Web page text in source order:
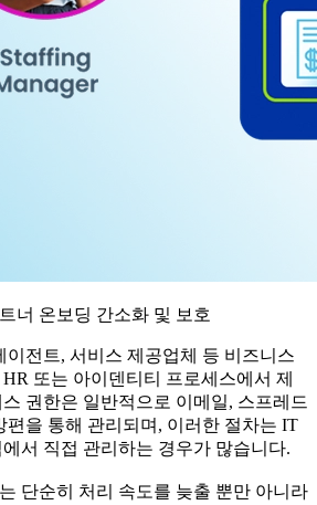
너 온보딩 간소화 및 보호
이전트, 서비스 제공업체 등 비즈니스
또는 아이덴티티 프로세스에서 제
권한은 일반적으로 이메일, 스프레드
편을 통해 관리되며, 이러한 절차는 IT
서 직접 관리하는 경우가 많습니다.
단순히 처리 속도를 늦출 뿐만 아니라